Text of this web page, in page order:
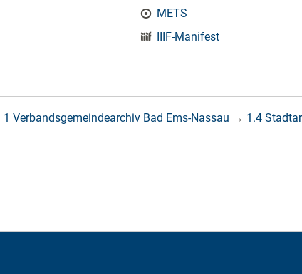
METS
IIIF-Manifest
1 Verbandsgemeindearchiv Bad Ems-Nassau → 1.4